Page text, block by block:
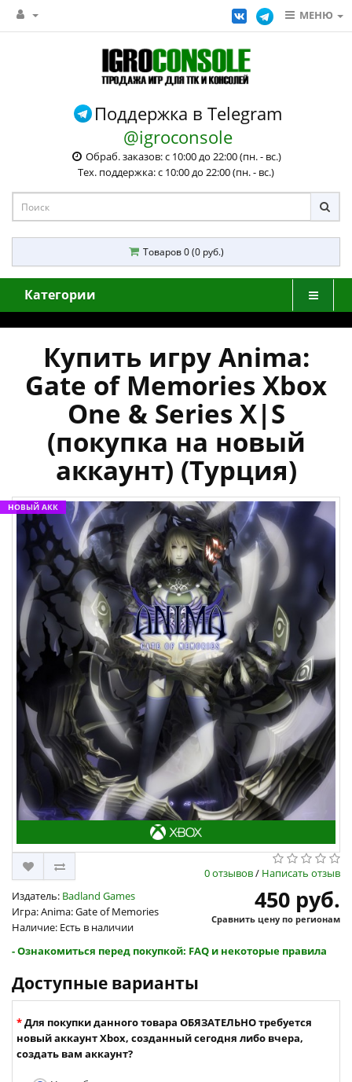
МЕНЮ
Поддержка в Telegram
@igroconsole
Обраб. заказов: с 10:00 до 22:00 (пн. - вс.)
Тех. поддержка: с 10:00 до 22:00 (пн. - вс.)
Товаров 0 (0 руб.)
Категории
Купить игру Anima:
Gate of Memories Xbox
One & Series X|S
(покупка на новый
аккаунт) (Турция)
НОВЫЙ АКК
0 отзывов/ Написать отзыв
Издатель: Badland Games
Игра: Anima: Gate of Memories
Наличие: Есть в наличии
450 руб.
Сравнить цену по регионам
- Ознакомиться перед покупкой: FAQ и некоторые правила
Доступные варианты
Для покупки данного товара ОБЯЗАТЕЛЬНО требуется
новый аккаунт Xbox, созданный сегодня либо вчера,
создать вам аккаунт?